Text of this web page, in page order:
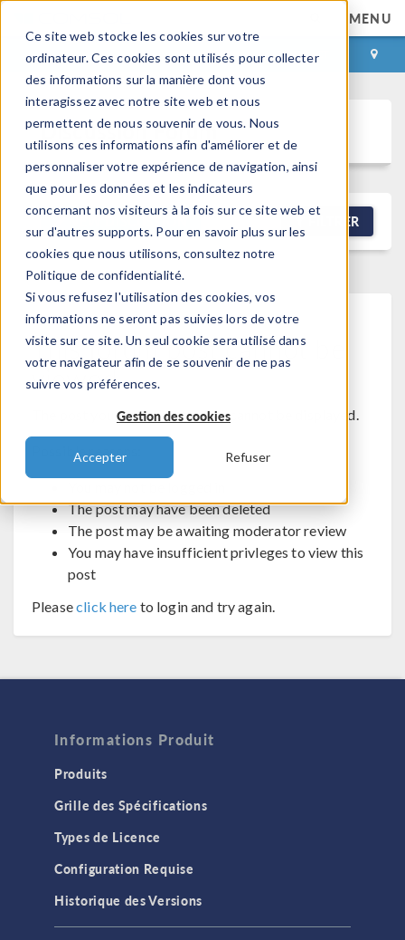
Ce site web stocke les cookies sur votre
ordinateur. Ces cookies sont utilisés pour collecter
des informations sur la manière dont vous
interagissez avec notre site web et nous
permettent de nous souvenir de vous. Nous
utilisons ces informations afin d'améliorer et de
personnaliser votre expérience de navigation, ainsi
que pour les données et les indicateurs
concernant nos visiteurs à la fois sur ce site web et
sur d'autres supports. Pour en savoir plus sur les
cookies que nous utilisons, consultez notre
Politique de confidentialité.
Si vous refusez l'utilisation des cookies, vos
informations ne seront pas suivies lors de votre
visite sur ce site. Un seul cookie sera utilisé dans
votre navigateur afin de se souvenir de ne pas
suivre vos préférences.
Gestion des cookies
Accepter Refuser
MENU
CONNEXION CONTACT
Discussion Forum
FILTRER
This forum post cannot be
viewed
The post you are trying to view cannot be displayed.
Possible reasons:
The post may have been deleted
The post may be awaiting moderator review
You may have insufficient privleges to view this
post
Pleaseclick here to login and try again.
Informations Produit
Produits
Grille des Spécifications
Types de Licence
Configuration Requise
Historique des Versions